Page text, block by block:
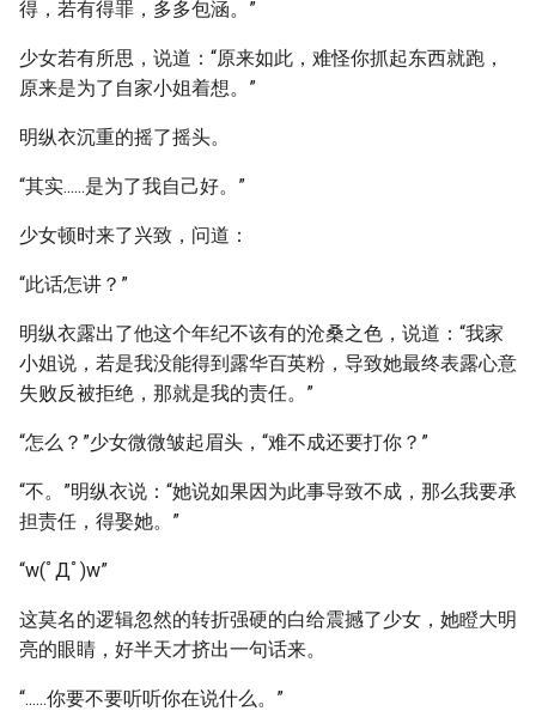
得，若有得罪，多多包涵。”
少女若有所思，说道：“原来如此，难怪你抓起东西就跑，
原来是为了自家小姐着想。”
明纵衣沉重的摇了摇头。
“其实......是为了我自己好。”
少女顿时来了兴致，问道：
“此话怎讲？”
明纵衣露出了他这个年纪不该有的沧桑之色，说道：“我家
小姐说，若是我没能得到露华百英粉，导致她最终表露心意
失败反被拒绝，那就是我的责任。”
“怎么？”少女微微皱起眉头，“难不成还要打你？”
“不。”明纵衣说：“她说如果因为此事导致不成，那么我要承
担责任，得娶她。”
“w(ﾟДﾟ)w”
这莫名的逻辑忽然的转折强硬的白给震撼了少女，她瞪大明
亮的眼睛，好半天才挤出一句话来。
“......你要不要听听你在说什么。”